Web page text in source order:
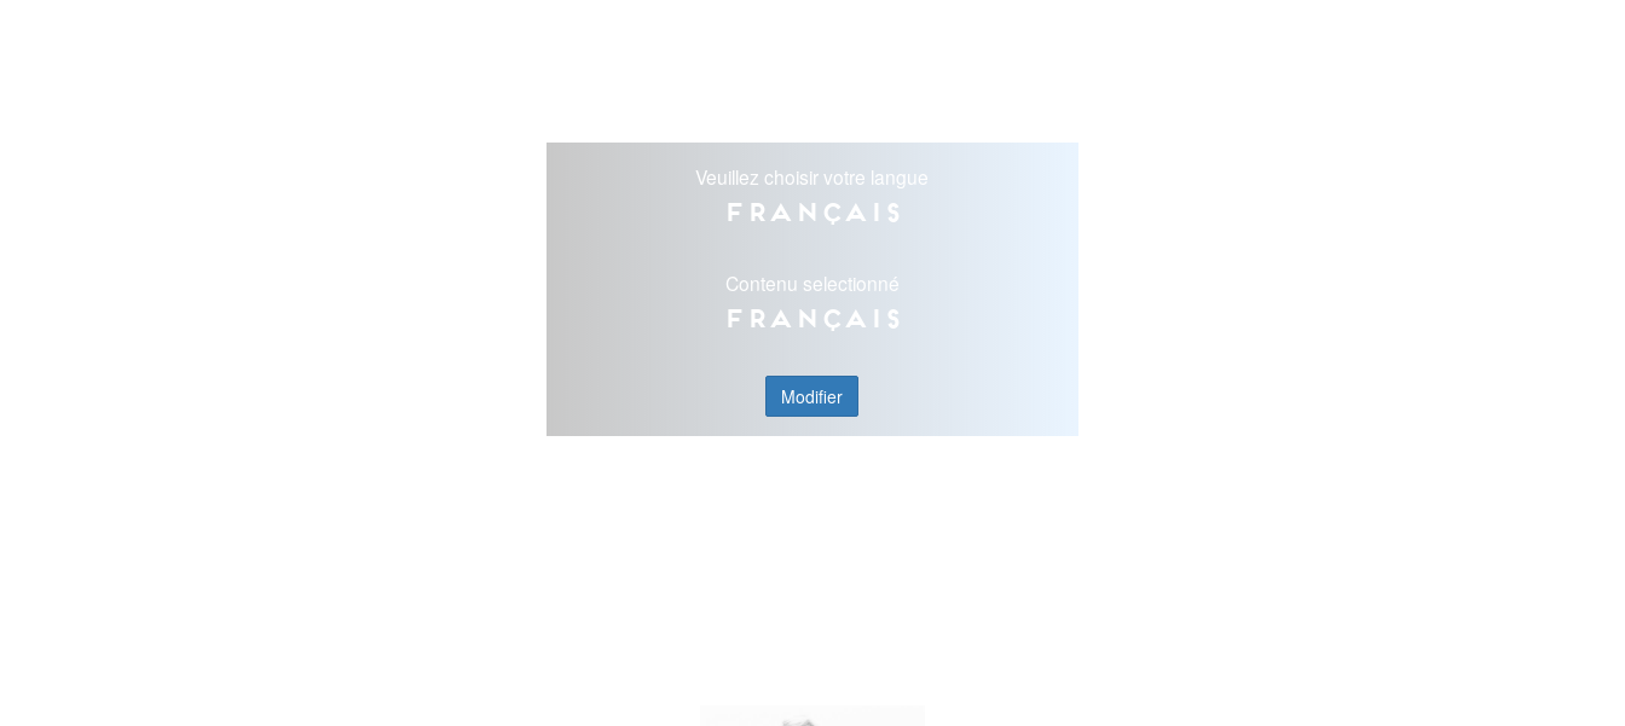
Veuillez choisir votre langue
Français
Contenu selectionné
Français
Modifier